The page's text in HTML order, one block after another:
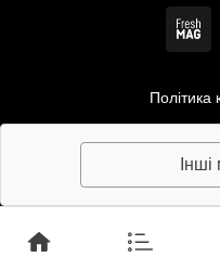
© MIRS. Офіційний
Політика